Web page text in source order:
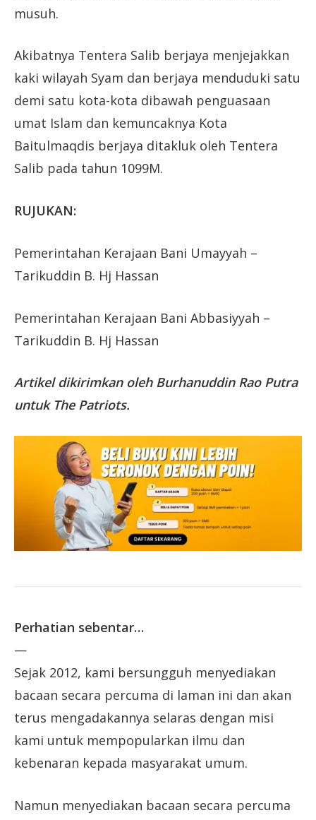
musuh.
Akibatnya Tentera Salib berjaya menjejakkan
kaki wilayah Syam dan berjaya menduduki satu
demi satu kota-kota dibawah penguasaan
umat Islam dan kemuncaknya Kota
Baitulmaqdis berjaya ditakluk oleh Tentera
Salib pada tahun 1099M.
RUJUKAN:
Pemerintahan Kerajaan Bani Umayyah –
Tarikuddin B. Hj Hassan
Pemerintahan Kerajaan Bani Abbasiyyah –
Tarikuddin B. Hj Hassan
Artikel dikirimkan oleh Burhanuddin Rao Putra
untuk The Patriots.
Perhatian sebentar…
—
Sejak 2012, kami bersungguh menyediakan
bacaan secara percuma di laman ini dan akan
terus mengadakannya selaras dengan misi
kami untuk mempopularkan ilmu dan
kebenaran kepada masyarakat umum.
Namun menyediakan bacaan secara percuma